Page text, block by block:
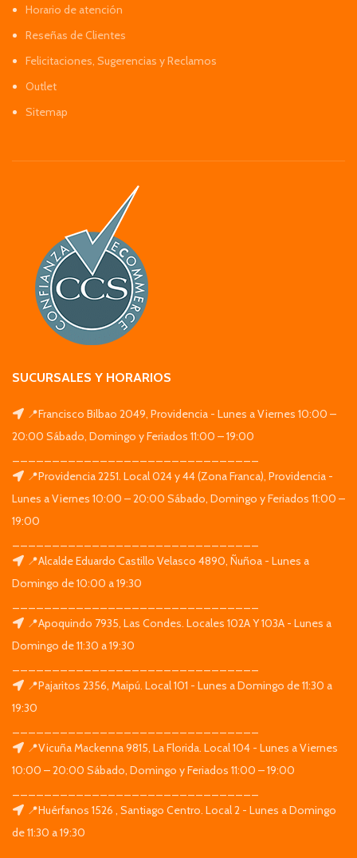
Horario de atención
Reseñas de Clientes
Felicitaciones, Sugerencias y Reclamos
Outlet
Sitemap
SUCURSALES Y HORARIOS
📍Francisco Bilbao 2049, Providencia - Lunes a Viernes 10:00 –
20:00 Sábado, Domingo y Feriados 11:00 – 19:00
📍Providencia 2251. Local 024 y 44 (Zona Franca), Providencia -
Lunes a Viernes 10:00 – 20:00 Sábado, Domingo y Feriados 11:00 –
19:00
📍Alcalde Eduardo Castillo Velasco 4890, Ñuñoa - Lunes a
Domingo de 10:00 a 19:30
📍Apoquindo 7935, Las Condes. Locales 102A Y 103A - Lunes a
Domingo de 11:30 a 19:30
📍Pajaritos 2356, Maipú. Local 101 - Lunes a Domingo de 11:30 a
19:30
📍Vicuña Mackenna 9815, La Florida. Local 104 - Lunes a Viernes
10:00 – 20:00 Sábado, Domingo y Feriados 11:00 – 19:00
📍Huérfanos 1526 , Santiago Centro. Local 2 - Lunes a Domingo
de 11:30 a 19:30